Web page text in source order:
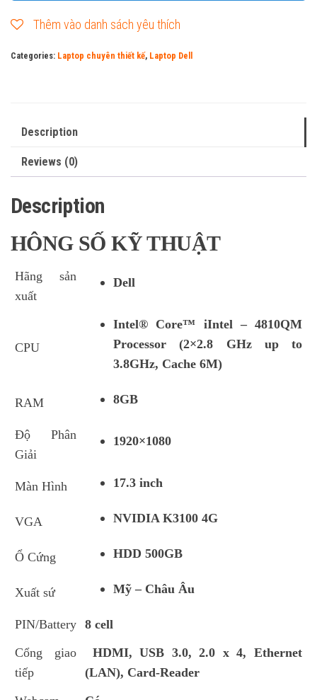
Thêm vào danh sách yêu thích
Categories: Laptop chuyên thiết kế, Laptop Dell
Description
Reviews (0)
Description
HÔNG SỐ KỸ THUẬT
Hãng sản
xuất
Dell
CPU
Intel® Core™ iIntel – 4810QM
Processor (2×2.8 GHz up to
3.8GHz, Cache 6M)
RAM 8GB
Độ Phân
Giải
1920×1080
Màn Hình 17.3 inch
VGA NVIDIA K3100 4G
Ổ Cứng HDD 500GB
Xuất sứ Mỹ – Châu Âu
PIN/Battery 8 cell
Cổng giao
tiếp
HDMI, USB 3.0, 2.0 x 4, Ethernet
(LAN), Card-Reader